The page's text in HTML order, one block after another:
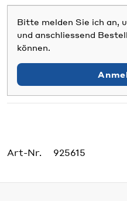
Bitte melden Sie ich an,
und anschliessend
können.
Art-Nr. 925615